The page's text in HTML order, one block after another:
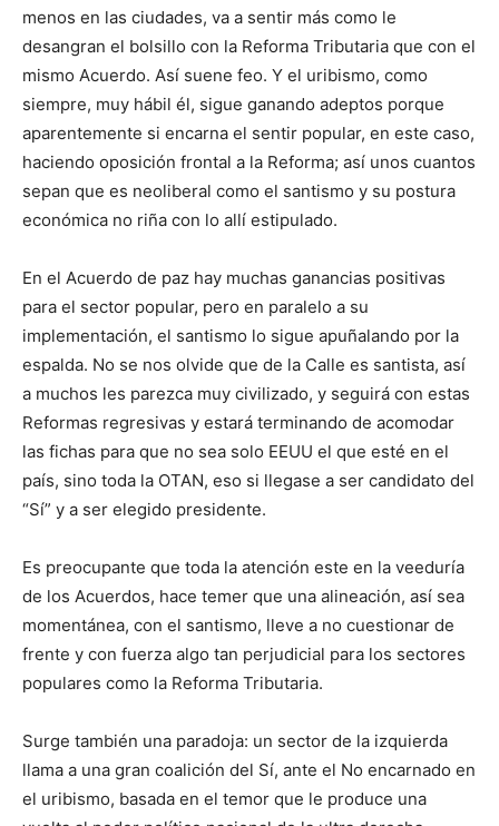
menos en las ciudades, va a sentir más como le
desangran el bolsillo con la Reforma Tributaria que con el
mismo Acuerdo. Así suene feo. Y el uribismo, como
siempre, muy hábil él, sigue ganando adeptos porque
aparentemente si encarna el sentir popular, en este caso,
haciendo oposición frontal a la Reforma; así unos cuantos
sepan que es neoliberal como el santismo y su postura
económica no riña con lo allí estipulado.
En el Acuerdo de paz hay muchas ganancias positivas
para el sector popular, pero en paralelo a su
implementación, el santismo lo sigue apuñalando por la
espalda. No se nos olvide que de la Calle es santista, así
a muchos les parezca muy civilizado, y seguirá con estas
Reformas regresivas y estará terminando de acomodar
las fichas para que no sea solo EEUU el que esté en el
país, sino toda la OTAN, eso si llegase a ser candidato del
“Sí” y a ser elegido presidente.
Es preocupante que toda la atención este en la veeduría
de los Acuerdos, hace temer que una alineación, así sea
momentánea, con el santismo, lleve a no cuestionar de
frente y con fuerza algo tan perjudicial para los sectores
populares como la Reforma Tributaria.
Surge también una paradoja: un sector de la izquierda
llama a una gran coalición del Sí, ante el No encarnado en
el uribismo, basada en el temor que le produce una